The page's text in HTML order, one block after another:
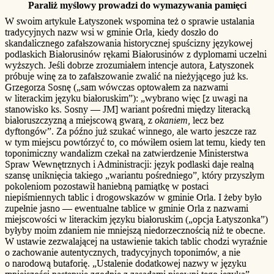
Paraliż myślowy prowadzi do wymazywania pamięci
W swoim artykule Łatyszonek wspomina też o sprawie ustalania
tradycyjnych nazw wsi w gminie Orla, kiedy doszło do
skandalicznego zafałszowania historycznej spuścizny językowej
podlaskich Białorusinów rękami Białorusinów z dyplomami uczelni
wyższych. Jeśli dobrze zrozumiałem intencje autora, Łatyszonek
próbuje winę za to zafałszowanie zwalić na nieżyjącego już ks.
Grzegorza Sosnę („sam wówczas optowałem za nazwami
w literackim języku białoruskim”): „wybrano więc [z uwagi na
stanowisko ks. Sosny — JM] wariant pośredni między literacką
białoruszczyzną a miejscową gwarą, z okaniem , lecz bez
dyftongów”. Za późno już szukać winnego, ale warto jeszcze raz
w tym miejscu powtórzyć to, co mówiłem osiem lat temu, kiedy ten
toponimiczny wandalizm czekał na zatwierdzenie Ministerstwa
Spraw Wewnętrznych i Administracji: język podlaski daje realną
szansę uniknięcia takiego „wariantu pośredniego”, który przyszłym
pokoleniom pozostawił haniebną pamiątkę w postaci
niepiśmiennych tablic i drogowskazów w gminie Orla. I żeby było
zupełnie jasno — ewentualne tablice w gminie Orla z nazwami
miejscowości w literackim języku białoruskim („opcja Łatyszonka”)
byłyby moim zdaniem nie mniejszą niedorzecznością niż te obecne.
W ustawie zezwalającej na ustawienie takich tablic chodzi wyraźnie
o zachowanie autentycznych, tradycyjnych toponimów, a nie
o narodową butaforię. „Ustalenie dodatkowej nazwy w języku